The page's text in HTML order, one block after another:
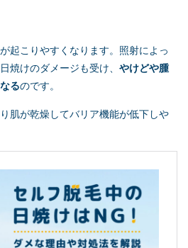
起こりやすくなります。照射によっ
焼けのダメージも受け、 やけどや腫
るのです。
肌が乾燥してバリア機能が低下しや